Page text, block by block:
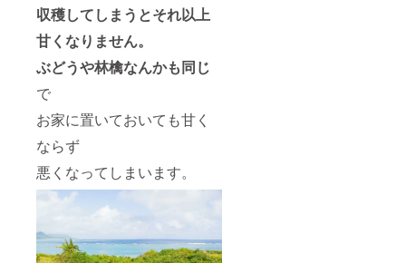
収穫してしまうとそれ以上
甘くなりません。
ぶどうや林檎なんかも同じ
で
お家に置いておいても甘く
ならず
悪くなってしまいます。